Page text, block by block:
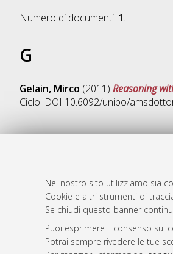
Nel nostro sito utilizziamo sia
Cookie e altri strumenti di
Se chiudi questo banner
Puoi esprimere il consenso sui
Potrai sempre rivedere le tue
Numero di documenti: 1.
G
Gelain, Mirco (2011) Reasoning
Ciclo. DOI 10.6092/unibo/
Rss 1.0
Rss 2.0